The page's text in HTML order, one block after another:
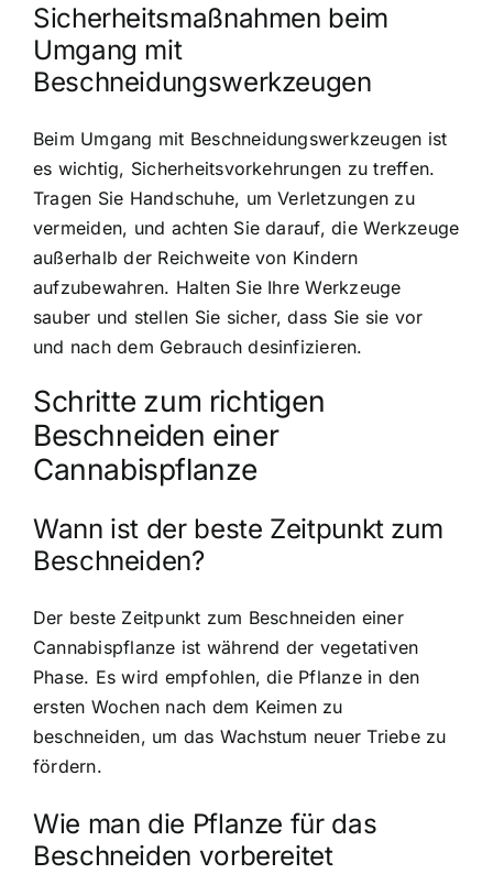
Sicherheitsmaßnahmen beim
Umgang mit
Beschneidungswerkzeugen
Beim Umgang mit Beschneidungswerkzeugen ist
es wichtig, Sicherheitsvorkehrungen zu treffen.
Tragen Sie Handschuhe, um Verletzungen zu
vermeiden, und achten Sie darauf, die Werkzeuge
außerhalb der Reichweite von Kindern
aufzubewahren. Halten Sie Ihre Werkzeuge
sauber und stellen Sie sicher, dass Sie sie vor
und nach dem Gebrauch desinfizieren.
Schritte zum richtigen
Beschneiden einer
Cannabispflanze
Wann ist der beste Zeitpunkt zum
Beschneiden?
Der beste Zeitpunkt zum Beschneiden einer
Cannabispflanze ist während der vegetativen
Phase. Es wird empfohlen, die Pflanze in den
ersten Wochen nach dem Keimen zu
beschneiden, um das Wachstum neuer Triebe zu
fördern.
Wie man die Pflanze für das
Beschneiden vorbereitet